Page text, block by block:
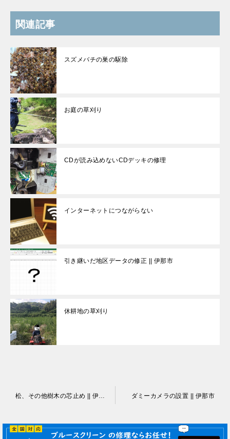
関連記事
スズメバチの巣の駆除
お庭の草刈り
CDが読み込めないCDデッキの修理
インターネットにつながらない
引き継いだ地区データの修正 || 伊那市
休耕地の草刈り
ナ
松、その他樹木の芯止め || 伊那市 ダミーカメラの設置 || 伊那市